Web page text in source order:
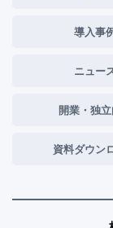
導入事
ニュー
開業・独
資料ダウン